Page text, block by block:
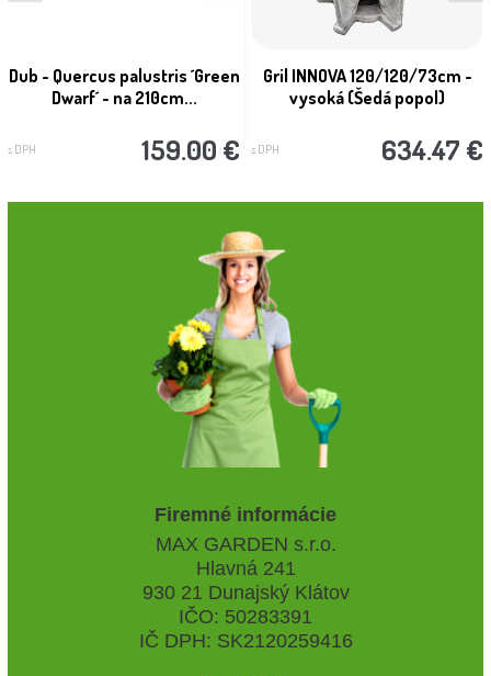
Dub - Quercus palustris ´Green
Dwarf´ - na 210cm...
s DPH 159.00 €
Gril INNOVA 120/120/73cm -
vysoká (Šedá popol)
s DPH 634.47 €
Firemné informácie
MAX GARDEN s.r.o.
Hlavná 241
930 21 Dunajský Klátov
IČO: 50283391
IČ DPH: SK2120259416